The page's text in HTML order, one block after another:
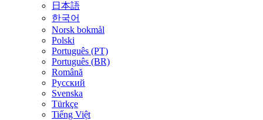
日本語
한국어
Norsk bokmål
Polski
Português (PT)
Português (BR)
Română
Русский
Svenska
Türkçe
Tiếng Việt